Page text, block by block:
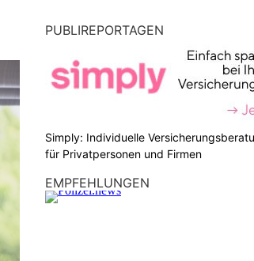
PUBLIREPORTAGEN
Simply: Individuelle
für Privatpersonen und Firmen
EMPFEHLUNGEN